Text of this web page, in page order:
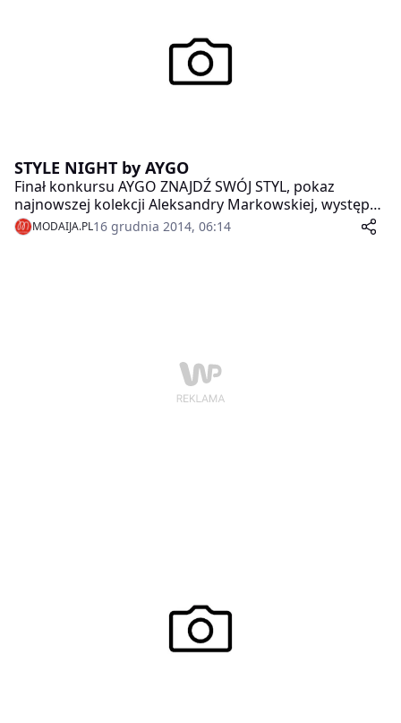
STYLE NIGHT by AYGO
Finał konkursu AYGO ZNAJDŹ SWÓJ STYL, pokaz
najnowszej kolekcji Aleksandry Markowskiej, występ
Margaret – po prostu STYLE NIGHT by AYGO!
MODAIJA.PL16 grudnia 2014, 06:14